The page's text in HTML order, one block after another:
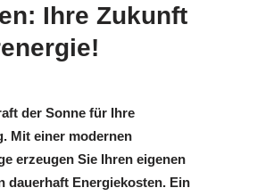
Ihre Zukunft
der Sonne für Ihre
Mit einer modernen
erzeugen Sie Ihren eigenen
dauerhaft Energiekosten. Ein